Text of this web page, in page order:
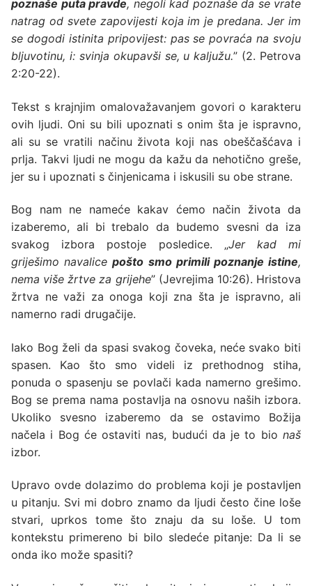
poznaše puta pravde, negoli kad poznaše da se vrate
natrag od svete zapovijesti koja im je predana. Jer im
se dogodi istinita pripovijest: pas se povraća na svoju
bljuvotinu, i: svinja okupavši se, u kaljužu.” (2. Petrova
2:20-22).
Tekst s krajnjim omalovažavanjem govori o karakteru
ovih ljudi. Oni su bili upoznati s onim šta je ispravno,
ali su se vratili načinu života koji nas obeščašćava i
prlja. Takvi ljudi ne mogu da kažu da nehotično greše,
jer su i upoznati s činjenicama i iskusili su obe strane.
Bog nam ne nameće kakav ćemo način života da
izaberemo, ali bi trebalo da budemo svesni da iza
svakog izbora postoje posledice. „Jer kad mi
griješimo navalicepošto smo primili poznanje istine,
nema više žrtve za grijehe” (Jevrejima 10:26). Hristova
žrtva ne važi za onoga koji zna šta je ispravno, ali
namerno radi drugačije.
Iako Bog želi da spasi svakog čoveka, neće svako biti
spasen. Kao što smo videli iz prethodnog stiha,
ponuda o spasenju se povlači kada namerno grešimo.
Bog se prema nama postavlja na osnovu naših izbora.
Ukoliko svesno izaberemo da se ostavimo Božija
načela i Bog će ostaviti nas, budući da je to bio naš
izbor.
Upravo ovde dolazimo do problema koji je postavljen
u pitanju. Svi mi dobro znamo da ljudi često čine loše
stvari, uprkos tome što znaju da su loše. U tom
kontekstu primereno bi bilo sledeće pitanje: Da li se
onda iko može spasiti?